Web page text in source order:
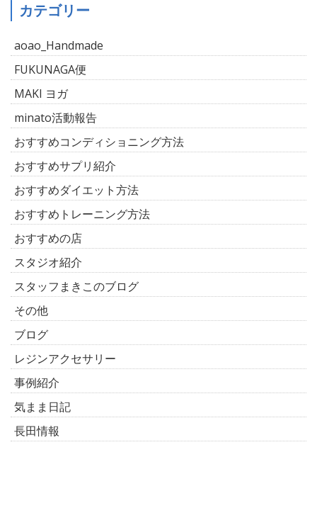
カテゴリー
aoao_Handmade
FUKUNAGA便
MAKI ヨガ
minato活動報告
おすすめコンディショニング方法
おすすめサプリ紹介
おすすめダイエット方法
おすすめトレーニング方法
おすすめの店
スタジオ紹介
スタッフまきこのブログ
その他
ブログ
レジンアクセサリー
事例紹介
気まま日記
長田情報